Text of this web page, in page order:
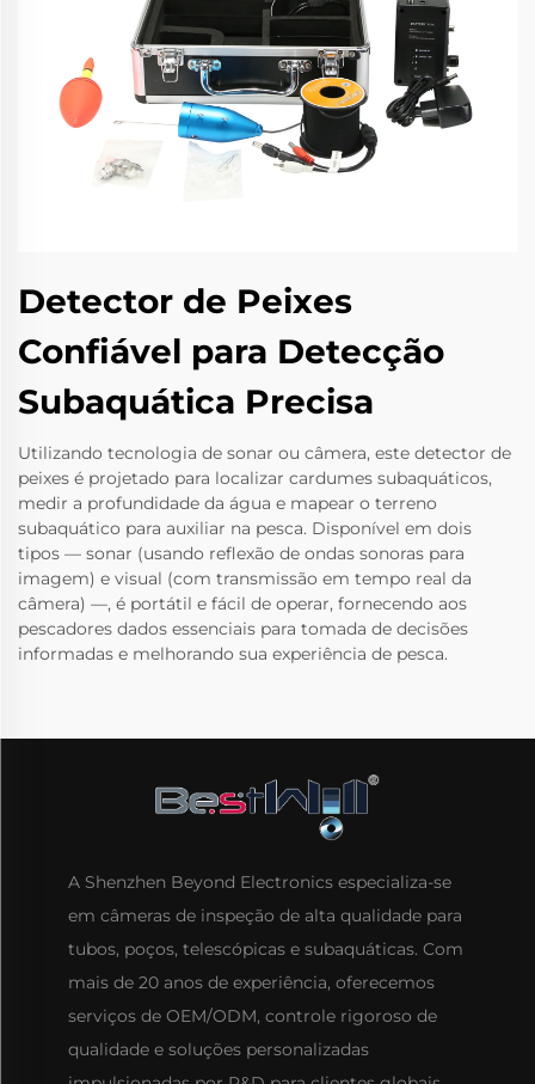
Detector de Peixes
Confiável para Detecção
Subaquática Precisa
Utilizando tecnologia de sonar ou câmera, este detector de
peixes é projetado para localizar cardumes subaquáticos,
medir a profundidade da água e mapear o terreno
subaquático para auxiliar na pesca. Disponível em dois
tipos — sonar (usando reflexão de ondas sonoras para
imagem) e visual (com transmissão em tempo real da
câmera) —, é portátil e fácil de operar, fornecendo aos
pescadores dados essenciais para tomada de decisões
informadas e melhorando sua experiência de pesca.
A Shenzhen Beyond Electronics especializa-se
em câmeras de inspeção de alta qualidade para
tubos, poços, telescópicas e subaquáticas. Com
mais de 20 anos de experiência, oferecemos
serviços de OEM/ODM, controle rigoroso de
qualidade e soluções personalizadas